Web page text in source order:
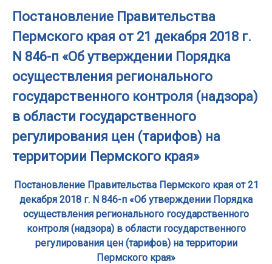
Постановление Правительства
Пермского края от 21 декабря 2018 г.
N 846-п «Об утверждении Порядка
осуществления регионального
государственного контроля (надзора)
в области государственного
регулирования цен (тарифов) на
территории Пермского края»
Постановление Правительства Пермского края от 21
декабря 2018 г. N 846-п «Об утверждении Порядка
осуществления регионального государственного
контроля (надзора) в области государственного
регулирования цен (тарифов) на территории
Пермского края»